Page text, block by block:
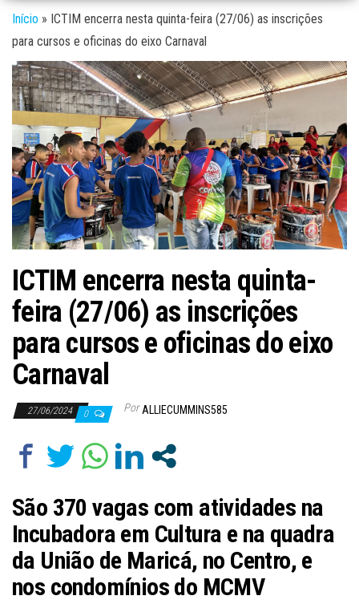
Início » ICTIM encerra nesta quinta-feira (27/06) as inscrições
para cursos e oficinas do eixo Carnaval
ICTIM encerra nesta quinta-
feira (27/06) as inscrições
para cursos e oficinas do eixo
Carnaval
27/06/2024 0 Por ALLIECUMMINS585
São 370 vagas com atividades na
Incubadora em Cultura e na quadra
da União de Maricá, no Centro, e
nos condomínios do MCMV